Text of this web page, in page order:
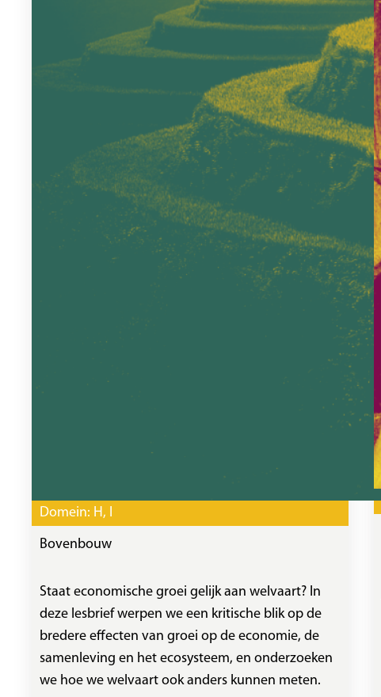
Domein: H, I
Bovenbouw
Staat economische groei gelijk aan welvaart? In
deze lesbrief werpen we een kritische blik op de
bredere effecten van groei op de economie, de
samenleving en het ecosysteem, en onderzoeken
we hoe we welvaart ook anders kunnen meten.